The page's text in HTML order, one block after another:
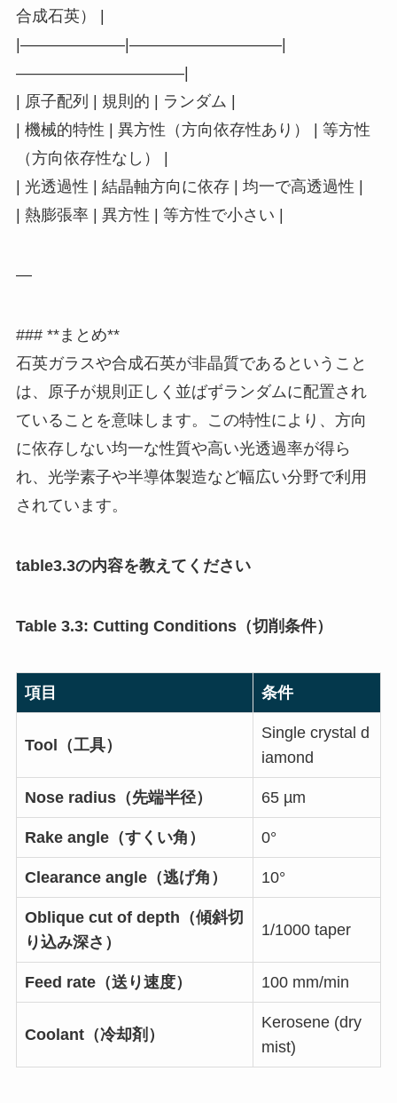
合成石英） |
|——————–|—————————–|
——————————–|
| 原子配列 | 規則的 | ランダム |
| 機械的特性 | 異方性（方向依存性あり） | 等方性
（方向依存性なし） |
| 光透過性 | 結晶軸方向に依存 | 均一で高透過性 |
| 熱膨張率 | 異方性 | 等方性で小さい |
—
### **まとめ**
石英ガラスや合成石英が非晶質であるということ
は、原子が規則正しく並ばずランダムに配置され
ていることを意味します。この特性により、方向
に依存しない均一な性質や高い光透過率が得ら
れ、光学素子や半導体製造など幅広い分野で利用
されています。
table3.3の内容を教えてください
Table 3.3: Cutting Conditions（切削条件）
項目 条件
Tool（工具）
Single crystal d
iamond
Nose radius（先端半径） 65 µm
Rake angle（すくい角） 0°
Clearance angle（逃げ角） 10°
Oblique cut of depth（傾斜切
り込み深さ）
1/1000 taper
Feed rate（送り速度） 100 mm/min
Coolant（冷却剤）
Kerosene (dry
mist)